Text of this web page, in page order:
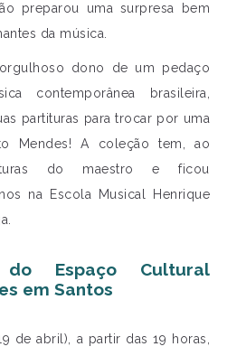
preparou uma surpresa bem
da música.
dono de um pedaço
contemporânea brasileira,
partituras para trocar por uma
Mendes! A coleção tem, ao
do maestro e ficou
na Escola Musical Henrique
do Espaço Cultural
em Santos
de abril), a partir das 19 horas,